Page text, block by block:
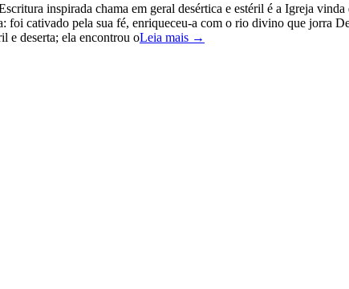
inspirada chama em geral desértica e estéril é a Igreja
cativado pela sua fé, enriqueceu-a com o rio divino que jorra
e deserta; ela encontrou oLeia mais →